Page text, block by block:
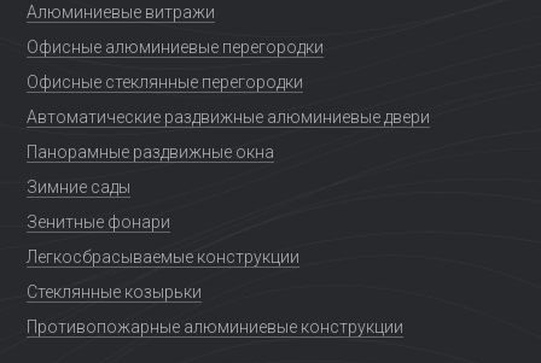
Алюминиевые витражи
Офисные алюминиевые перегородки
Офисные стеклянные перегородки
Автоматические раздвижные алюминиевые двери
Панорамные раздвижные окна
Зимние сады
Зенитные фонари
Легкосбрасываемые конструкции
Стеклянные козырьки
Противопожарные алюминиевые конструкции